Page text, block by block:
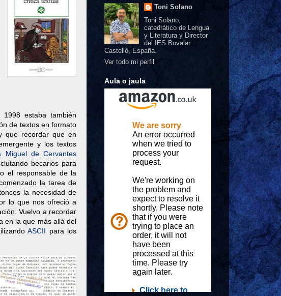
estaba también
de textos en formato
que recordar que en
y los textos
Miguel de Cervantes
becarios para
el responsable de la
la tarea de
la necesidad de
lo que nos ofreció a
Vuelvo a recordar
en la que más allá del
ASCII para los
Toni Solano
Toni Solano,
catedrático de Lengua
y Literatura y Director
del IES Bovalar.
Castelló, España.
Ver todo mi perfil
Aula o jaula